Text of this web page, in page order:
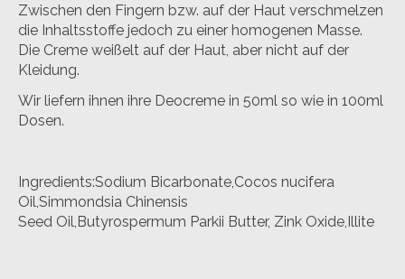
Zwischen den Fingern bzw. auf der Haut verschmelzen
die Inhaltsstoffe jedoch zu einer homogenen Masse.
Die Creme weißelt auf der Haut, aber nicht auf der
Kleidung.
Wir liefern ihnen ihre Deocreme in 50ml so wie in 100ml
Dosen.
Ingredients:Sodium Bicarbonate,Cocos nucifera
Oil,Simmondsia Chinensis
Seed Oil,Butyrospermum Parkii Butter, Zink Oxide,Illite